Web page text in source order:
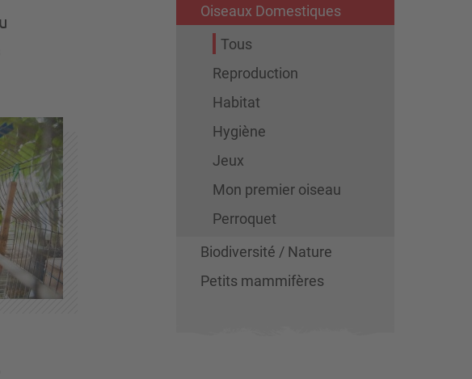
Oiseaux Domestiques
Tous
Reproduction
Habitat
Hygiène
Jeux
Mon premier oiseau
Perroquet
Biodiversité / Nature
Petits mammifères